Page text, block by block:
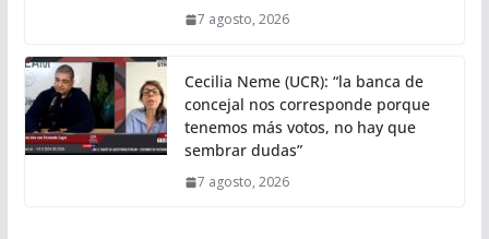
7 agosto, 2026
Cecilia Neme (UCR): “la banca de
concejal nos corresponde porque
tenemos más votos, no hay que
sembrar dudas”
7 agosto, 2026